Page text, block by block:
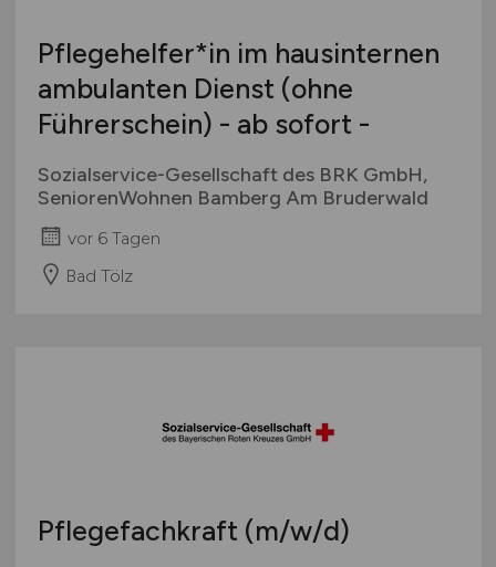
Pflegehelfer*in im hausinternen
ambulanten Dienst (ohne
Führerschein) - ab sofort -
Sozialservice-Gesellschaft des BRK GmbH,
SeniorenWohnen Bamberg Am Bruderwald
vor 6 Tagen
Bad Tölz
Pflegefachkraft (m/w/d)